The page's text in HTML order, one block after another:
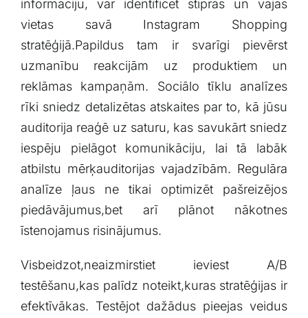
informāciju, var identificēt stiprās un vājās
vietas savā Instagram Shopping
⁢stratēģijā.Papildus tam ir svarīgi pievērst
uzmanību reakcijām uz⁣ produktiem un⁣
reklāmas kampaņām. Sociālo tīklu analīzes
rīki sniedz detalizētas atskaites par to,‍ kā jūsu
auditorija reaģē uz saturu, kas savukārt sniedz
iespēju pielāgot komunikāciju, lai tā labāk
atbilstu mērķauditorijas vajadzībām. Regulāra
analīze ļaus⁢ ne tikai optimizēt pašreizējos
piedāvājumus,bet arī ⁣plānot nākotnes
īstenojamus risinājumus.
Visbeidzot,neaizmirstiet ieviest A/B
testēšanu,kas palīdz noteikt,kuras stratēģijas ir
efektīvākas.​ Testējot dažādus pieejas veidus